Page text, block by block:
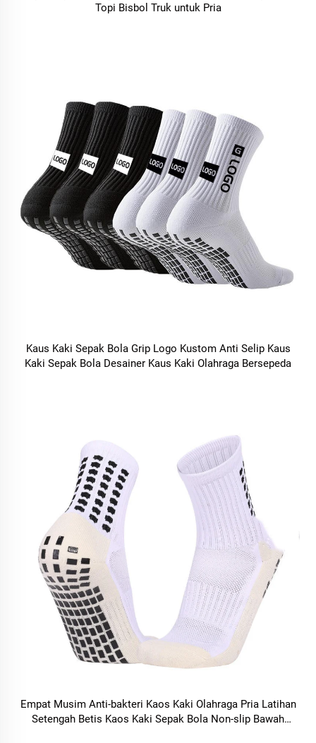
Topi Bisbol Truk untuk Pria
Kaus Kaki Sepak Bola Grip Logo Kustom Anti Selip Kaus
Kaki Sepak Bola Desainer Kaus Kaki Olahraga Bersepeda
Empat Musim Anti-bakteri Kaos Kaki Olahraga Pria Latihan
Setengah Betis Kaos Kaki Sepak Bola Non-slip Bawah